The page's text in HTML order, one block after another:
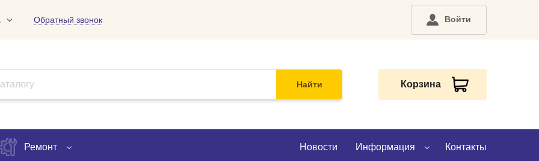
Обратный звонок Войти
Найти Корзина
Ремонт Новости Информация Контакты